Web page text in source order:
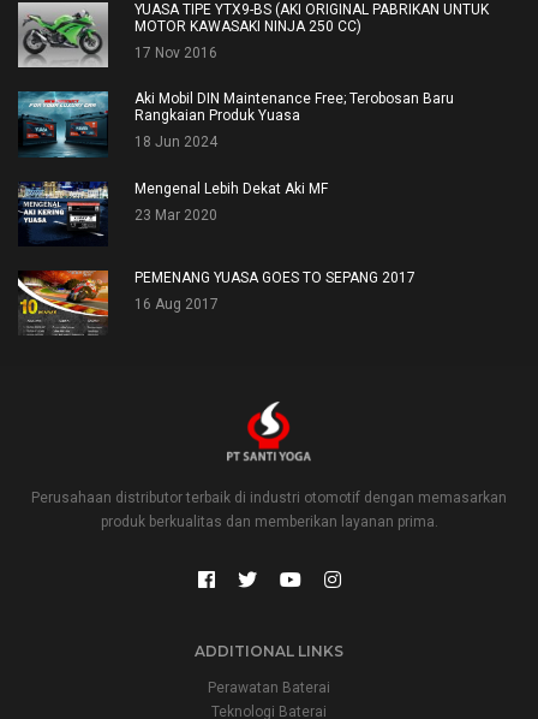
YUASA TIPE YTX9-BS (AKI ORIGINAL PABRIKAN UNTUK
MOTOR KAWASAKI NINJA 250 CC)
17 Nov 2016
Aki Mobil DIN Maintenance Free; Terobosan Baru
Rangkaian Produk Yuasa
18 Jun 2024
Mengenal Lebih Dekat Aki MF
23 Mar 2020
PEMENANG YUASA GOES TO SEPANG 2017
16 Aug 2017
Perusahaan distributor terbaik di industri otomotif dengan memasarkan
produk berkualitas dan memberikan layanan prima.
ADDITIONAL LINKS
Perawatan Baterai
Teknologi Baterai